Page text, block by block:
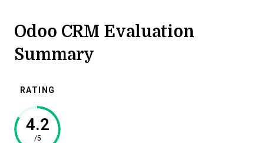
Odoo CRM Evaluation
Summary
RATING
4.2
/5